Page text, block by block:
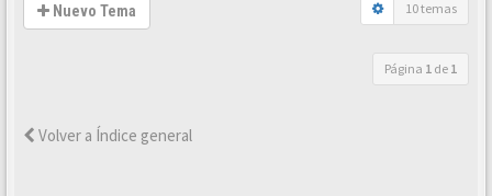
Nuevo Tema 10 temas
Página 1 de 1
Volver a Índice general